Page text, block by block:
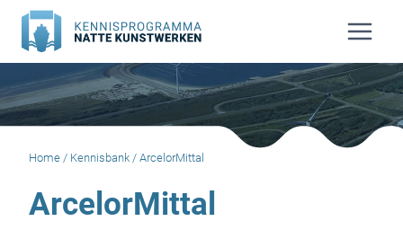
Doorgaan
naar
inhoud
Home / Kennisbank / ArcelorMittal
ArcelorMittal